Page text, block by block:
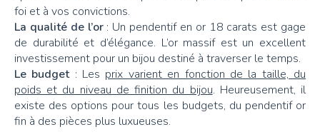
foi et à vos convictions.
La qualité de l’or: Un pendentif en or 18 carats est gage
de durabilité et d’élégance. L’or massif est un excellent
investissement pour un bijou destiné à traverser le temps.
Le budget: Les prix varient en fonction de la taille, du
poids et du niveau de finition du bijou. Heureusement, il
existe des options pour tous les budgets, du pendentif or
fin à des pièces plus luxueuses.